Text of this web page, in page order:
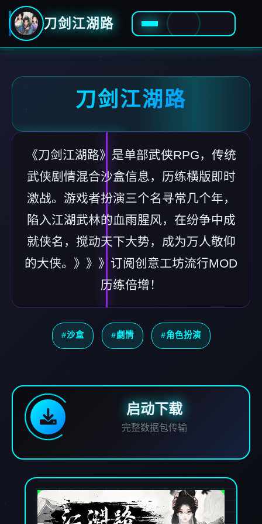
刀剑江湖路
刀剑江湖路
《刀剑江湖路》是单部武侠RPG，传统
武侠剧情混合沙盒信息，历练横版即时
激战。游戏者扮演三个名寻常几个年，
陷入江湖武林的血雨腥风，在纷争中成
就侠名，搅动天下大势，成为万人敬仰
的大侠。》》》订阅创意工坊流行MOD
历练倍增！
#沙盒 #劇情 #角色扮演
启动下载
完整数据包传输